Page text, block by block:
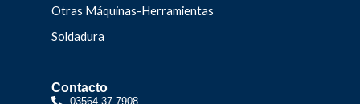
Otras Máquinas-Herramientas
Soldadura
Contacto
03564 37-7908